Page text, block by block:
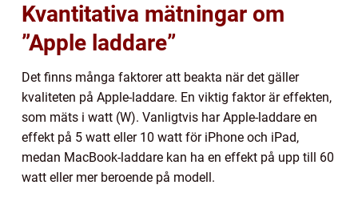
Kvantitativa mätningar om
”Apple laddare”
Det finns många faktorer att beakta när det gäller
kvaliteten på Apple-laddare. En viktig faktor är effekten,
som mäts i watt (W). Vanligtvis har Apple-laddare en
effekt på 5 watt eller 10 watt för iPhone och iPad,
medan MacBook-laddare kan ha en effekt på upp till 60
watt eller mer beroende på modell.